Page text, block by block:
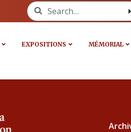
Search for:
EXPOSITIONS MÉMORIAL